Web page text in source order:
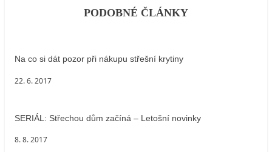
PODOBNÉ ČLÁNKY
Na co si dát pozor při nákupu střešní krytiny
22. 6. 2017
SERIÁL: Střechou dům začíná – Letošní novinky
8. 8. 2017